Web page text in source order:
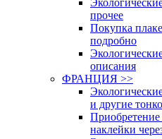
прочее
Покупка
подробно
описания
ФРАНЦИЯ >>
и другие
Приобретение
наклейки